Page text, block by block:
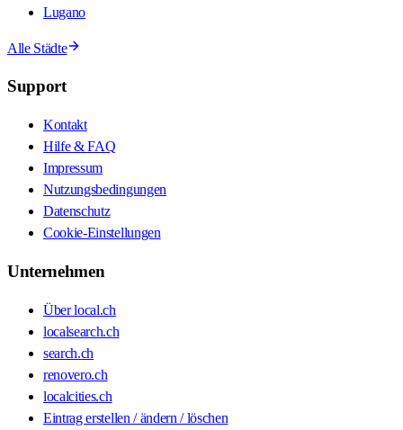
Lugano
Alle Städte
Support
Kontakt
Hilfe & FAQ
Impressum
Nutzungsbedingungen
Datenschutz
Cookie-Einstellungen
Unternehmen
Über local.ch
localsearch.ch
search.ch
renovero.ch
localcities.ch
Eintrag erstellen / ändern / löschen